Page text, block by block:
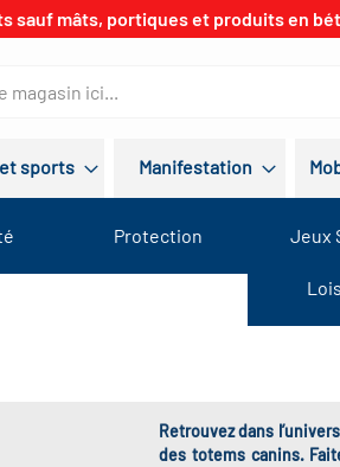
mâts, portiques et produits en
sports Manifestation
Protection Jeux
Retrouvez dans
des totems canins.